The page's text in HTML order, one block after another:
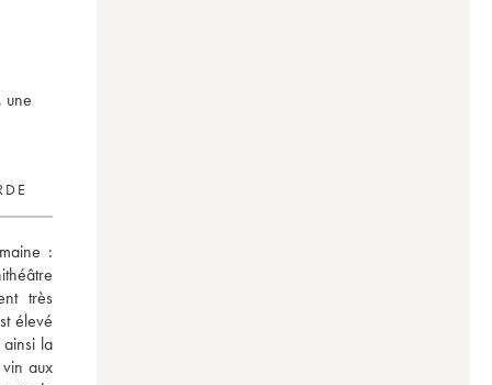
une
:
très
élevé
la
aux